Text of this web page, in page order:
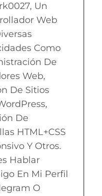
Un
Web
Como
De
Web,
De Sitios
De
HTML+CSS
Y Otros.
Hablar
En Mi Perfil
O